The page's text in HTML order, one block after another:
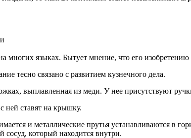
многих языках. Бытует мнение, что его
тесно связано с развитием кузнечного дела.
выплавленная из меди. У нее присутствуют
ней ставят на крышку.
и металлические прутья устанавливаются в
который находится внутри.